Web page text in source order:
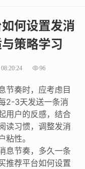
何设置发消
策略学习
96
节奏时，应考虑目
2-3天发送一条消
用户的反感，结合
读习惯，调整发消
性。
息节奏，多久一条
推荐平台如何设置